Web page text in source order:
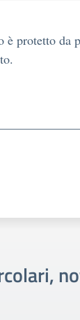
è protetto da